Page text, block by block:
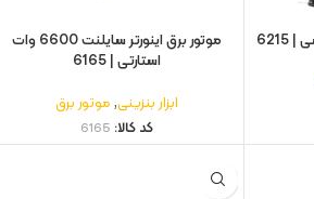
موتور برق اینورتر سایلنت 6600 وات
استارتی | 6165
ابزار بنزینی,موتور برق
کد کالا: 6165